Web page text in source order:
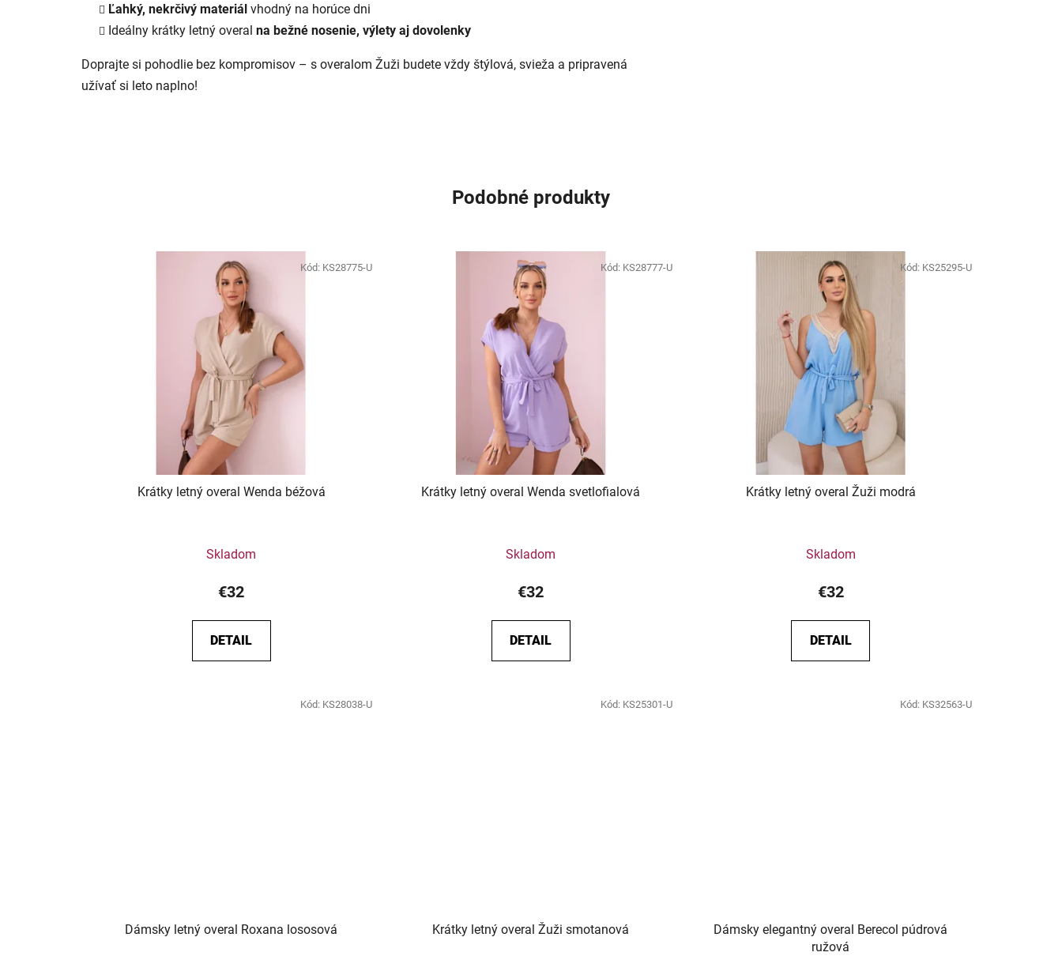
Ľahký, nekrčivý materiál vhodný na horúce dni
Ideálny krátky letný overal na bežné nosenie, výlety aj dovolenky
Doprajte si pohodlie bez kompromisov – s overalom Žuži budete vždy štýlová, svieža a pripravená
užívať si leto naplno!
Podobné produkty
Krátky letný overal Wenda béžová
Skladom
€32
DETAIL
Kód: KS28775-U
Krátky letný overal Wenda svetlofialová
Skladom
€32
DETAIL
Kód: KS28777-U
Krátky letný overal Žuži modrá
Skladom
€32
DETAIL
Kód: KS25295-U
Dámsky letný overal Roxana lososová
Kód: KS28038-U
Krátky letný overal Žuži smotanová
Kód: KS25301-U
Dámsky elegantný overal Berecol púdrová
ružová
Kód: KS32563-U